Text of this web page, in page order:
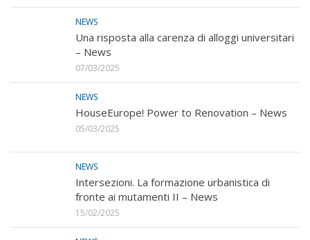
NEWS
Una risposta alla carenza di alloggi universitari
– News
07/03/2025
NEWS
HouseEurope! Power to Renovation – News
05/03/2025
NEWS
Intersezioni. La formazione urbanistica di
fronte ai mutamenti II – News
15/02/2025